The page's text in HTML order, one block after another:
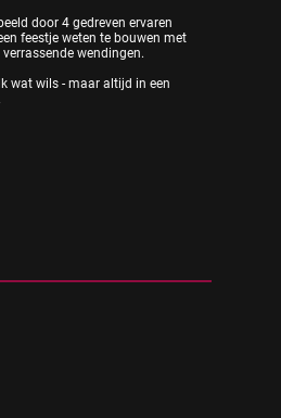
door 4 gedreven ervaren
feestje weten te bouwen met
wendingen.
wat wils - maar altijd in een